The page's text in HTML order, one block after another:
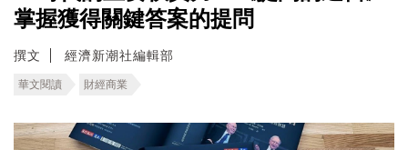
掌握獲得關鍵答案的提問
撰文 經濟新潮社編輯部
華文閱讀 財經商業